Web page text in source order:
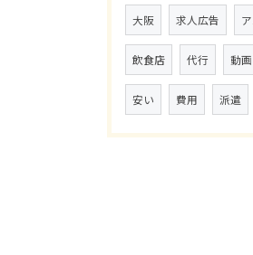
大阪 求人広告
飲食店 代行 動画
安い 費用 派遣